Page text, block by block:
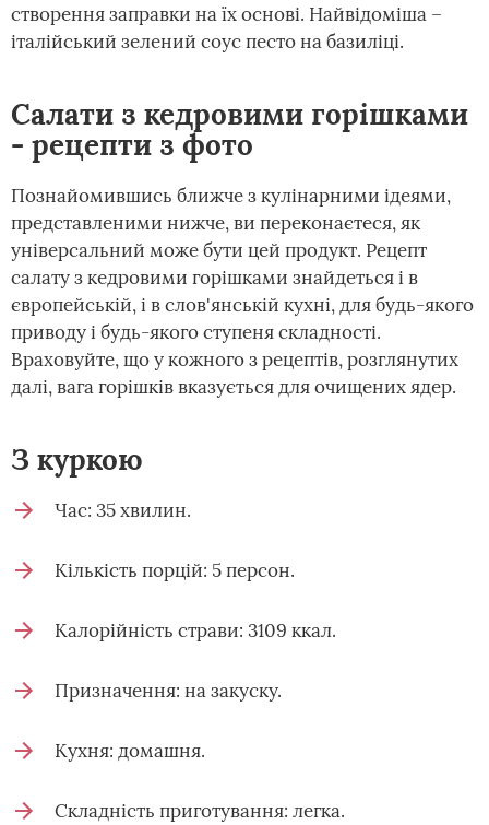
створення заправки на їх основі. Найвідоміша –
італійський зелений соус песто на базиліці.
Салати з кедровими горішками
- рецепти з фото
Познайомившись ближче з кулінарними ідеями,
представленими нижче, ви переконаєтеся, як
універсальний може бути цей продукт. Рецепт
салату з кедровими горішками знайдеться і в
європейській, і в слов'янській кухні, для будь-якого
приводу і будь-якого ступеня складності.
Враховуйте, що у кожного з рецептів, розглянутих
далі, вага горішків вказується для очищених ядер.
З куркою
Час: 35 хвилин.
Кількість порцій: 5 персон.
Калорійність страви: 3109 ккал.
Призначення: на закуску.
Кухня: домашня.
Складність приготування: легка.